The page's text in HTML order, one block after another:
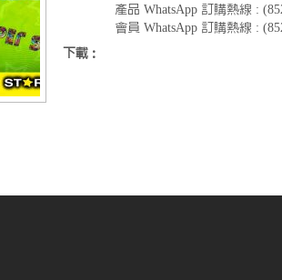
產品 WhatsApp 訂購熱線 :
會員 WhatsApp 訂購熱線 :
下載：